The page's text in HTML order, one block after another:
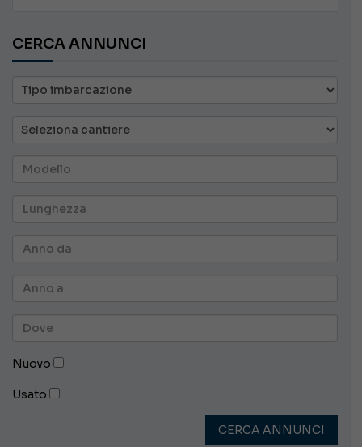
CERCA ANNUNCI
Nuovo
Usato
CERCA ANNUNCI